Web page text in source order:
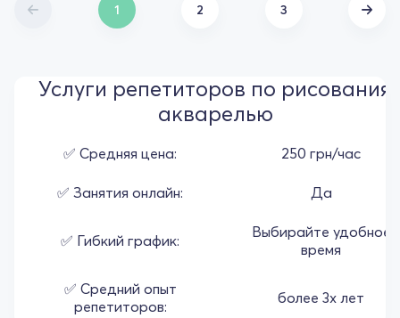
1 2 3
Услуги репетиторов по рисования
акварелью
✅ Средняя цена: 250 грн/час
✅ Занятия онлайн: Да
✅ Гибкий график:
Выбирайте удобное
время
✅ Средний опыт
репетиторов:
более 3х лет